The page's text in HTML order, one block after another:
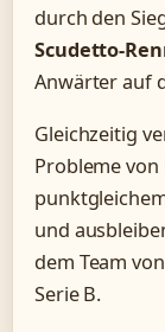
durch den
Scudetto-
Anwärter auf
Gleichzeitig
Probleme
und
dem Team
Serie B.